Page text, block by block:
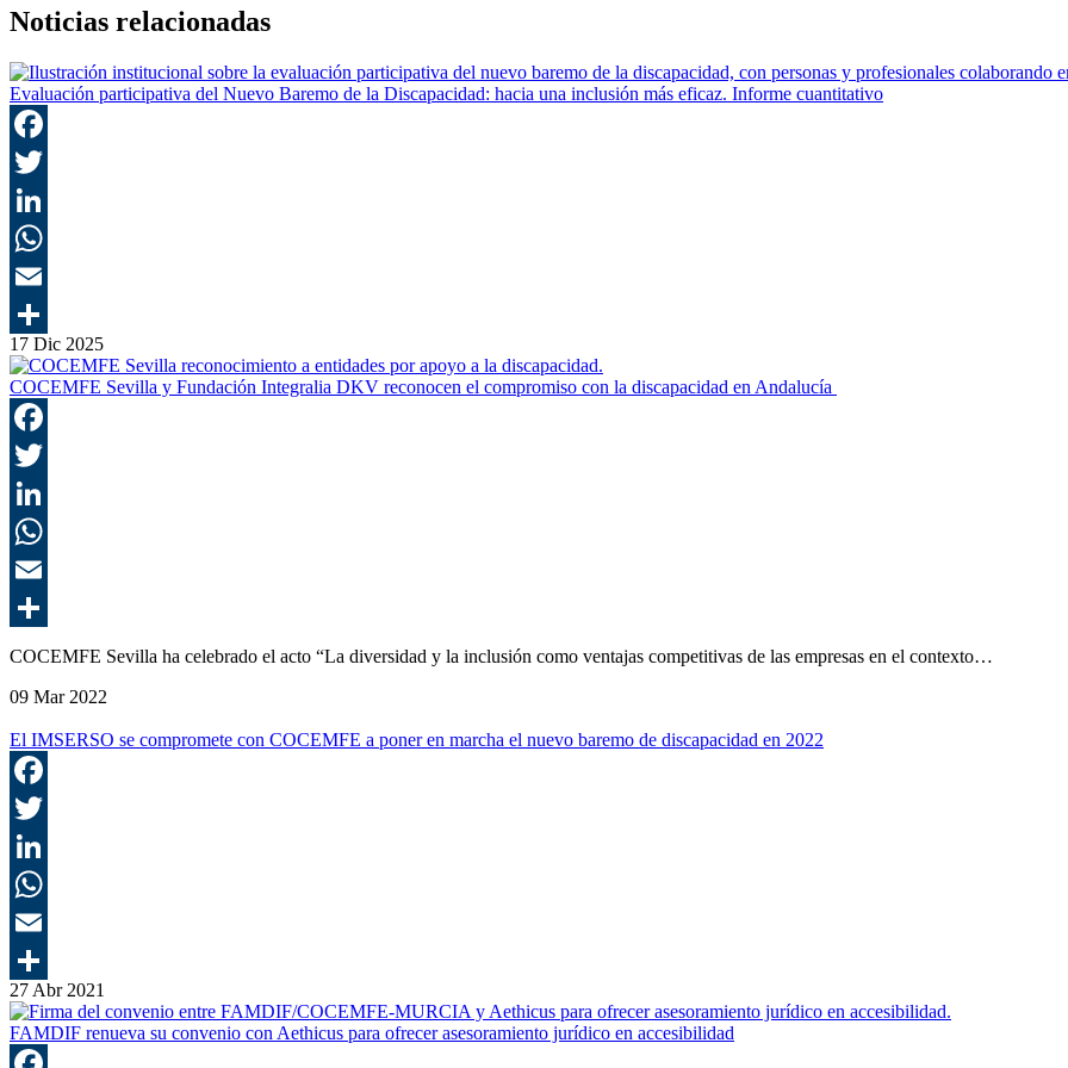
Noticias relacionadas
Evaluación participativa del Nuevo Baremo de la Discapacidad: hacia una inclusión más eficaz. Informe cuantitativo
17 Dic 2025
COCEMFE Sevilla y Fundación Integralia DKV reconocen el compromiso con la discapacidad en Andalucía
COCEMFE Sevilla ha celebrado el acto “La diversidad y la inclusión como ventajas competitivas de las empresas en el contexto…
09 Mar 2022
El IMSERSO se compromete con COCEMFE a poner en marcha el nuevo baremo de discapacidad en 2022
27 Abr 2021
FAMDIF renueva su convenio con Aethicus para ofrecer asesoramiento jurídico en accesibilidad